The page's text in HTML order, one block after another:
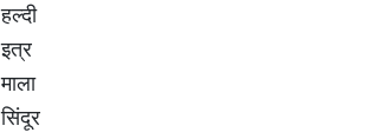
हल्दी
इत्र
माला
सिंदूर